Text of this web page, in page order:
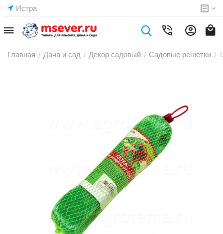
Истра
Главная / Дача и сад / Декор садовый / Садовые решетки /